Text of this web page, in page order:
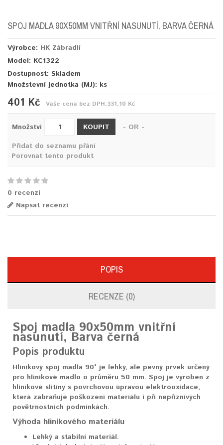
SPOJ MADLA 90X50MM VNITŘNÍ NASUNUTÍ, BARVA ČERNÁ
Výrobce: HK Zábradlí
Model: KC1322
Dostupnost: Skladem
Množstevní jednotka (MJ): ks
401 Kč Vaše cena bez DPH:331,10 Kč
Množství KOUPIT
- OR -
Přidat do seznamu přání
Porovnat tento produkt
0 recenzí
Napsat recenzi
POPIS
RECENZE (0)
Spoj madla 90x50mm vnitřní
nasunutí, Barva černá
Popis produktu
Hliníkový spoj madla 90° je lehký, ale pevný prvek určený
pro hliníkové madlo o průměru 50 mm. Spoj je vyroben z
hliníkové slitiny s povrchovou úpravou elektrooxidace,
která zabraňuje poškození materiálu i při nepříznivých
povětrnostních podmínkách.
Výhoda hliníkového materiálu
Lehký a stabilní materiál.